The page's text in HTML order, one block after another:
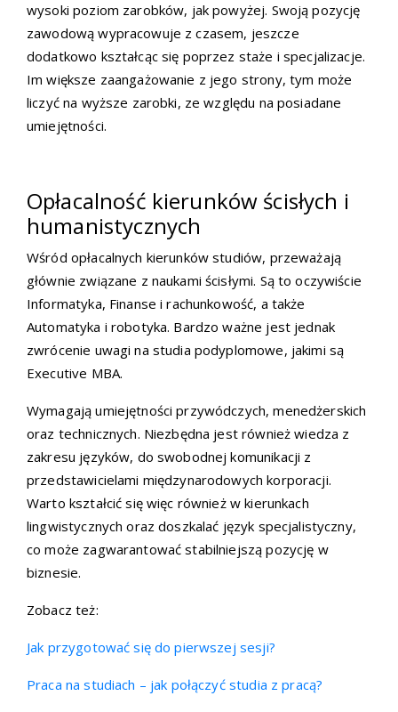
wysoki poziom zarobków, jak powyżej. Swoją pozycję
zawodową wypracowuje z czasem, jeszcze
dodatkowo kształcąc się poprzez staże i specjalizacje.
Im większe zaangażowanie z jego strony, tym może
liczyć na wyższe zarobki, ze względu na posiadane
umiejętności.
Opłacalność kierunków ścisłych i
humanistycznych
Wśród opłacalnych kierunków studiów, przeważają
głównie związane z naukami ścisłymi. Są to oczywiście
Informatyka, Finanse i rachunkowość, a także
Automatyka i robotyka. Bardzo ważne jest jednak
zwrócenie uwagi na studia podyplomowe, jakimi są
Executive MBA.
Wymagają umiejętności przywódczych, menedżerskich
oraz technicznych. Niezbędna jest również wiedza z
zakresu języków, do swobodnej komunikacji z
przedstawicielami międzynarodowych korporacji.
Warto kształcić się więc również w kierunkach
lingwistycznych oraz doszkalać język specjalistyczny,
co może zagwarantować stabilniejszą pozycję w
biznesie.
Zobacz też:
Jak przygotować się do pierwszej sesji?
Praca na studiach – jak połączyć studia z pracą?